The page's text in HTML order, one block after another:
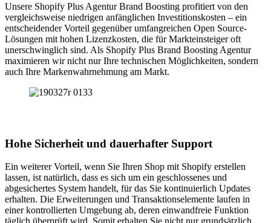
Unsere Shopify Plus Agentur Brand Boosting profitiert von den
vergleichsweise niedrigen anfänglichen Investitionskosten – ein
entscheidender Vorteil gegenüber umfangreichen Open Source-
Lösungen mit hohen Lizenzkosten, die für Markteinsteiger oft
unerschwinglich sind. Als Shopify Plus Brand Boosting Agentur
maximieren wir nicht nur Ihre technischen Möglichkeiten, sondern
auch Ihre Markenwahrnehmung am Markt.
Hohe Sicherheit und dauerhafter Support
Ein weiterer Vorteil, wenn Sie Ihren Shop mit Shopify erstellen
lassen, ist natürlich, dass es sich um ein geschlossenes und
abgesichertes System handelt, für das Sie kontinuierlich Updates
erhalten. Die Erweiterungen und Transaktionselemente laufen in
einer kontrollierten Umgebung ab, deren einwandfreie Funktion